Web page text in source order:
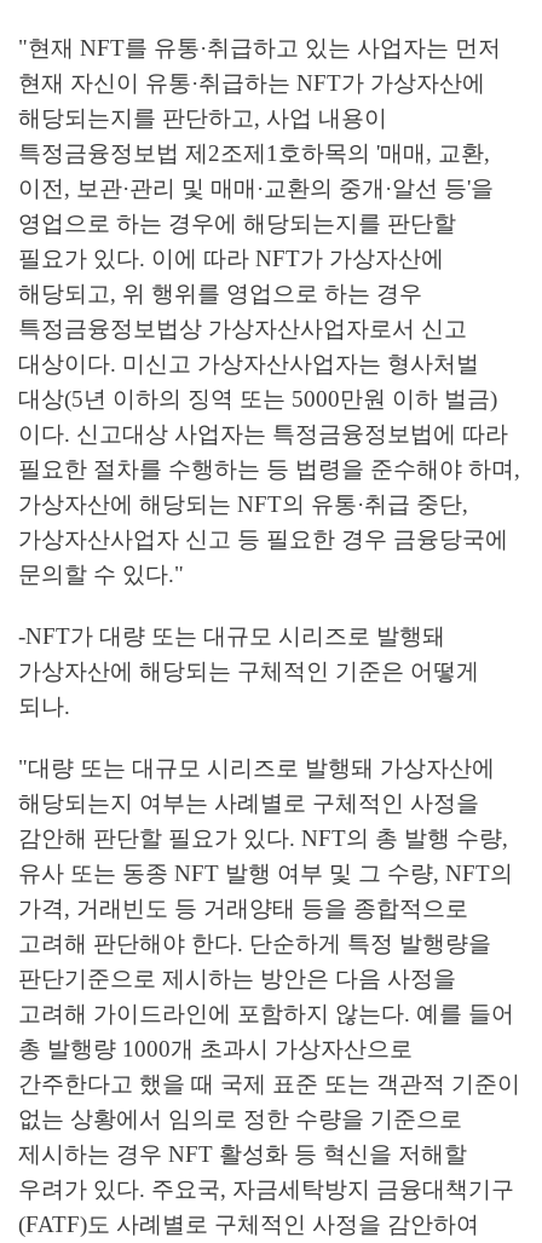
"현재 NFT를 유통·취급하고 있는 사업자는 먼저
현재 자신이 유통·취급하는 NFT가 가상자산에
해당되는지를 판단하고, 사업 내용이
특정금융정보법 제2조제1호하목의 '매매, 교환,
이전, 보관·관리 및 매매·교환의 중개·알선 등'을
영업으로 하는 경우에 해당되는지를 판단할
필요가 있다. 이에 따라 NFT가 가상자산에
해당되고, 위 행위를 영업으로 하는 경우
특정금융정보법상 가상자산사업자로서 신고
대상이다. 미신고 가상자산사업자는 형사처벌
대상(5년 이하의 징역 또는 5000만원 이하 벌금)
이다. 신고대상 사업자는 특정금융정보법에 따라
필요한 절차를 수행하는 등 법령을 준수해야 하며,
가상자산에 해당되는 NFT의 유통·취급 중단,
가상자산사업자 신고 등 필요한 경우 금융당국에
문의할 수 있다."
-NFT가 대량 또는 대규모 시리즈로 발행돼
가상자산에 해당되는 구체적인 기준은 어떻게
되나.
"대량 또는 대규모 시리즈로 발행돼 가상자산에
해당되는지 여부는 사례별로 구체적인 사정을
감안해 판단할 필요가 있다. NFT의 총 발행 수량,
유사 또는 동종 NFT 발행 여부 및 그 수량, NFT의
가격, 거래빈도 등 거래양태 등을 종합적으로
고려해 판단해야 한다. 단순하게 특정 발행량을
판단기준으로 제시하는 방안은 다음 사정을
고려해 가이드라인에 포함하지 않는다. 예를 들어
총 발행량 1000개 초과시 가상자산으로
간주한다고 했을 때 국제 표준 또는 객관적 기준이
없는 상황에서 임의로 정한 수량을 기준으로
제시하는 경우 NFT 활성화 등 혁신을 저해할
우려가 있다. 주요국, 자금세탁방지 금융대책기구
(FATF)도 사례별로 구체적인 사정을 감안하여